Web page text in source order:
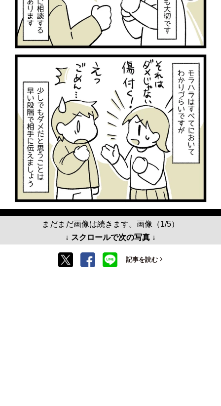
まだまだ画像は続きます。画像（1/5）
↓ スクロールで次の写真 ↓
記事を読む